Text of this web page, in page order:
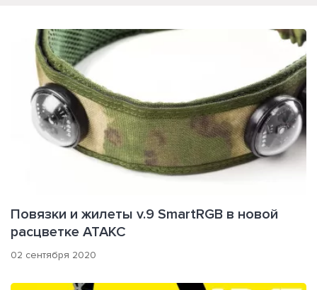
Повязки и жилеты v.9 SmartRGB в новой
расцветке АТАКС
02 сентября 2020